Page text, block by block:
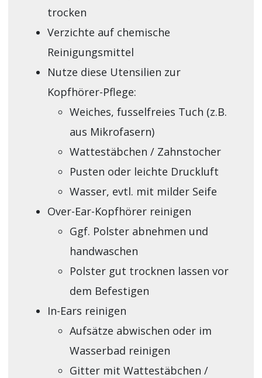
trocken
Verzichte auf chemische
Reinigungsmittel
Nutze diese Utensilien zur
Kopfhörer-Pflege:
Weiches, fusselfreies Tuch (z.B.
aus Mikrofasern)
Wattestäbchen / Zahnstocher
Pusten oder leichte Druckluft
Wasser, evtl. mit milder Seife
Over-Ear-Kopfhörer reinigen
Ggf. Polster abnehmen und
handwaschen
Polster gut trocknen lassen vor
dem Befestigen
In-Ears reinigen
Aufsätze abwischen oder im
Wasserbad reinigen
Gitter mit Wattestäbchen /